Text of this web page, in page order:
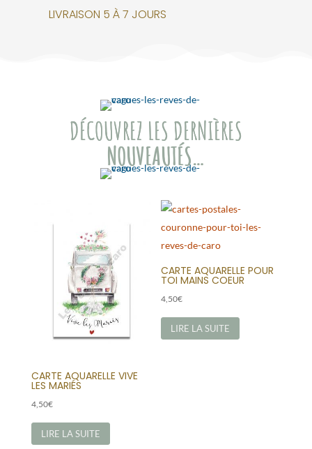
LIVRAISON 5 À 7 JOURS
DÉCOUVREZ LES DERNIÈRES
NOUVEAUTÉS…
CARTE AQUARELLE VIVE
LES MARIÉS
4,50€
LIRE LA SUITE
CARTE AQUARELLE POUR
TOI MAINS COEUR
4,50€
LIRE LA SUITE